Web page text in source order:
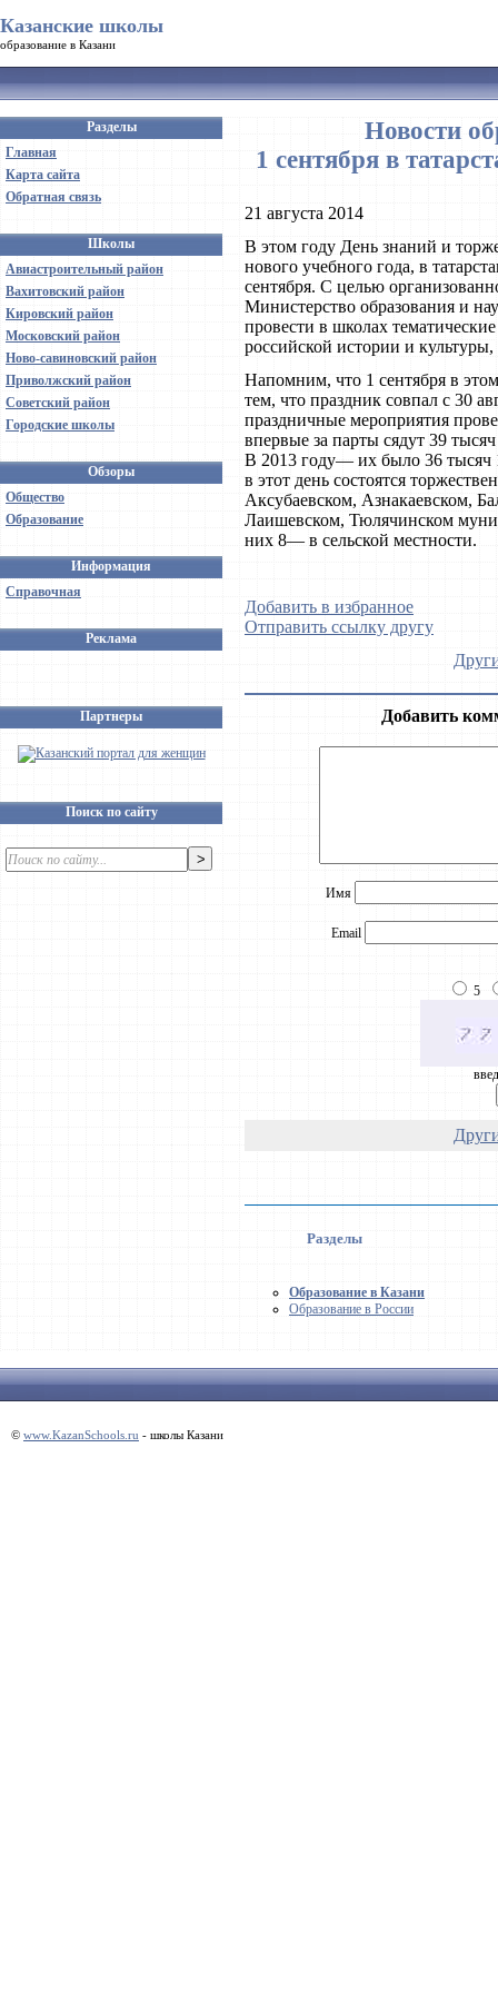
Казанские школы
образование в Казани
Разделы
Главная
Карта сайта
Обратная связь
Школы
Авиастроительный район
Вахитовский район
Кировский район
Московский район
Ново-савиновский район
Приволжский район
Советский район
Городские школы
Обзоры
Общество
Образование
Информация
Справочная
Реклама
Партнеры
Поиск по сайту
Новости
1 сентября в
21 августа 2014
В этом году День знаний и
нового учебного года, в
сентября. С целью
Министерство образования и
провести в школах
российской истории и
Напомним, что 1 сентября в
тем, что праздник совпал с 30
праздничные мероприятия
впервые за парты сядут 39
В 2013 году— их было 36 тысяч
в этот день состоятся
Аксубаевском, Азнакаевском,
Лаишевском, Тюлячинском
них 8— в сельской местности.
Добавить в избранное
Отправить ссылку другу
Добавить
Имя
Email
5
Разделы
Образование в Казани
Образование в России
© www.KazanSchools.ru - школы Казани